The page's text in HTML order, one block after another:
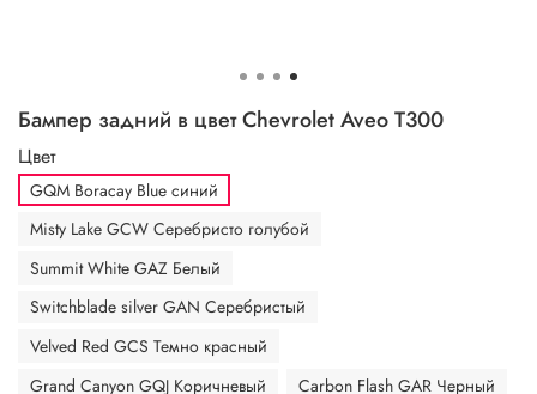
Бампер задний в цвет Chevrolet Aveo T300
Цвет
GQM Boracay Blue синий
Misty Lake GCW Серебристо голубой
Summit White GAZ Белый
Switchblade silver GAN Серебристый
Velved Red GCS Темно красный
Grand Canyon GQJ Коричневый
Carbon Flash GAR Черный